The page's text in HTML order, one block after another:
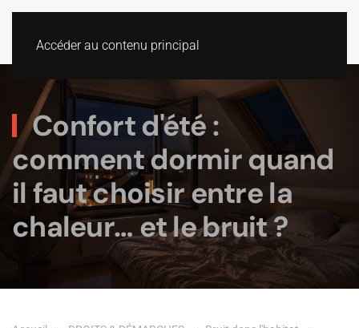
Accéder au contenu principal
Confort d'été :
comment dormir quand
il faut choisir entre la
chaleur… et le bruit ?